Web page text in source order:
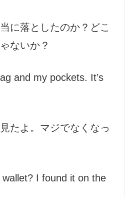
に落としたのか？どこ
ないか？
and my pockets. It’s
たよ。マジでなくなっ
I found it on the